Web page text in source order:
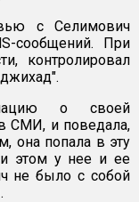
с Селимович
сообщений. При
контролировал
о своей
СМИ, и поведала,
она попала в эту
этом у нее и ее
не было с собой